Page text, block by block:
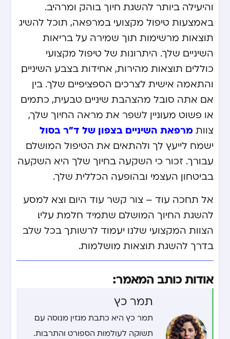
והיעילה ביותר להשגת חיוך בוהק ומרהיב.
באמצעות טיפול מקצועי במרפאה, תוכל להשיג
תוצאות מרשימות תוך שמירה על בריאות
השיניים שלך. היתרונות של טיפול מקצועי
כוללים תוצאות מהירות, אחידות בצבע השיניים,
והתאמה אישית לצרכים הספציפיים שלך. בין
אם אתה סובל מהצהבת שיניים טבעית, כתמים
או פשוט מעוניין לשפר את מראה החיוך שלך,
צוות מרפאת השיניים בצפון של ד”ר בסול
ישמח לייעץ לך ולהתאים את הטיפול המושלם
עבורך. זכור כי השקעה בחיוך שלך היא השקעה
בביטחון העצמי ובהופעה הכללית שלך.
אל תחכה עוד – צור קשר עוד היום וצא למסע
להשגת החיוך המושלם שתמיד חלמת עליו.
הצוות המקצועי שלנו יעמוד לרשותך בכל שלב
בדרך להשגת תוצאות מושלמות.
אודות כותב המאמר:
תמר כץ
תמר כץ היא כתבת מגזין מנוסה עם
תשוקה לעולמות הספורט והתרבות.